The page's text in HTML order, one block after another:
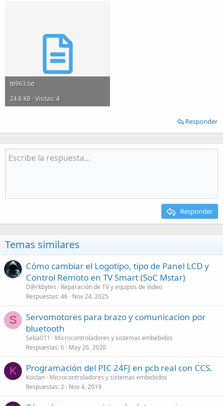
t6963.txt
24.6 KB · Visitas: 4
Responder
Responder
Temas similares
Cómo cambiar el Logotipo, tipo de Panel LCD y
Control Remoto en TV Smart (SoC Mstar)
D@rkbytes
Reparación de TV y equipos de Video
Respuestas 46 Nov 24, 2025
S
Servomotores para brazo y comunicacion por
bluetooth
Seba011
Microcontroladores y sistemas embebidos
Respuestas 6 May 26, 2020
K Programación del PIC 24FJ en pcb real con CCS.
Kostan Microcontroladores y sistemas embebidos
Respuestas 2 Nov 4, 2019